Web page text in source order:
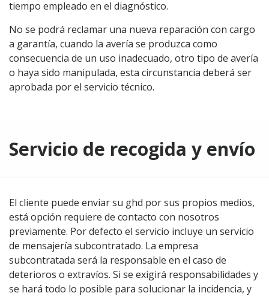
tiempo empleado en el diagnóstico.
No se podrá reclamar una nueva reparación con cargo
a garantía, cuando la avería se produzca como
consecuencia de un uso inadecuado, otro tipo de avería
o haya sido manipulada, esta circunstancia deberá ser
aprobada por el servicio técnico.
Servicio de recogida y envío
El cliente puede enviar su ghd por sus propios medios,
está opción requiere de contacto con nosotros
previamente. Por defecto el servicio incluye un servicio
de mensajería subcontratado. La empresa
subcontratada será la responsable en el caso de
deterioros o extravíos. Si se exigirá responsabilidades y
se hará todo lo posible para solucionar la incidencia, y